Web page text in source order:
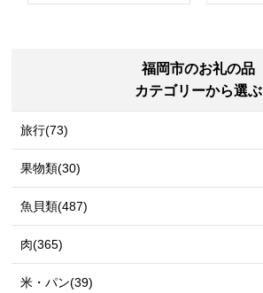
福岡市のお礼の品
カテゴリーから選ぶ
旅行(73)
果物類(30)
魚貝類(487)
肉(365)
米・パン(39)